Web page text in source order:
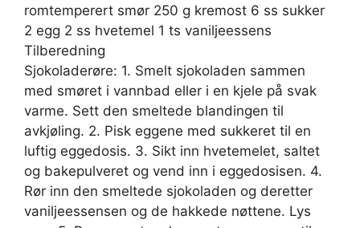
romtemperert smør 250 g kremost 6 ss sukker
2 egg 2 ss hvetemel 1 ts vaniljeessens
Tilberedning
Sjokoladerøre: 1. Smelt sjokoladen sammen
med smøret i vannbad eller i en kjele på svak
varme. Sett den smeltede blandingen til
avkjøling. 2. Pisk eggene med sukkeret til en
luftig eggedosis. 3. Sikt inn hvetemelet, saltet
og bakepulveret og vend inn i eggedosisen. 4.
Rør inn den smeltede sjokoladen og deretter
vaniljeessensen og de hakkede nøttene. Lys